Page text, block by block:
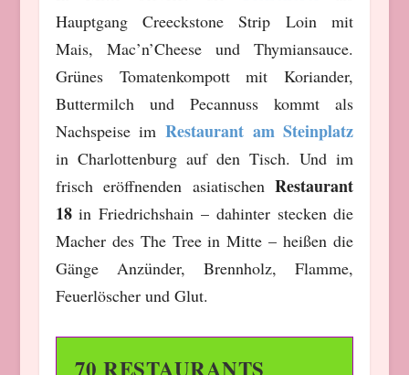
Hauptgang Creeckstone Strip Loin mit
Mais, Mac’n’Cheese und Thymiansauce.
Grünes Tomatenkompott mit Koriander,
Buttermilch und Pecannuss kommt als
Nachspeise im Restaurant am Steinplatz
in Charlottenburg auf den Tisch. Und im
frisch eröffnenden asiatischenRestaurant
18in Friedrichshain – dahinter stecken die
Macher des The Tree in Mitte – heißen die
Gänge Anzünder, Brennholz, Flamme,
Feuerlöscher und Glut.